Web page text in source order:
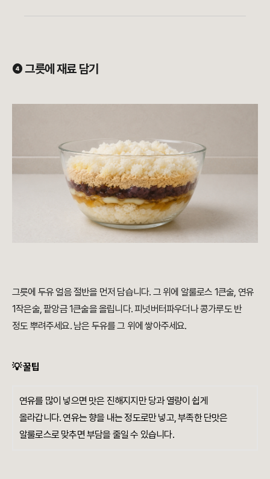
❹ 그릇에 재료 담기
그릇에 두유 얼음 절반을 먼저 담습니다. 그 위에 알룰로스 1큰술, 연유
1작은술, 팥앙금 1큰술을 올립니다. 피넛버터파우더나 콩가루도 반
정도 뿌려주세요. 남은 두유를 그 위에 쌓아주세요.
💡 꿀팁
연유를 많이 넣으면 맛은 진해지지만 당과 열량이 쉽게
올라갑니다. 연유는 향을 내는 정도로만 넣고, 부족한 단맛은
알룰로스로 맞추면 부담을 줄일 수 있습니다.